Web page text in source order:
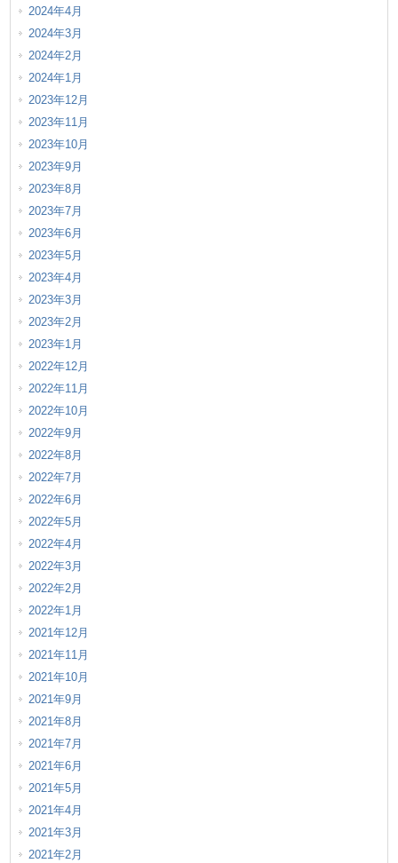
2024年4月
2024年3月
2024年2月
2024年1月
2023年12月
2023年11月
2023年10月
2023年9月
2023年8月
2023年7月
2023年6月
2023年5月
2023年4月
2023年3月
2023年2月
2023年1月
2022年12月
2022年11月
2022年10月
2022年9月
2022年8月
2022年7月
2022年6月
2022年5月
2022年4月
2022年3月
2022年2月
2022年1月
2021年12月
2021年11月
2021年10月
2021年9月
2021年8月
2021年7月
2021年6月
2021年5月
2021年4月
2021年3月
2021年2月